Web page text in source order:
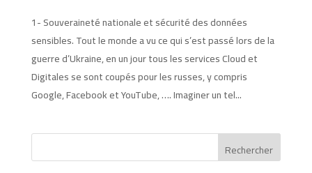
1- Souveraineté nationale et sécurité des données
sensibles. Tout le monde a vu ce qui s’est passé lors de la
guerre d’Ukraine, en un jour tous les services Cloud et
Digitales se sont coupés pour les russes, y compris
Google, Facebook et YouTube, …. Imaginer un tel...
Rechercher